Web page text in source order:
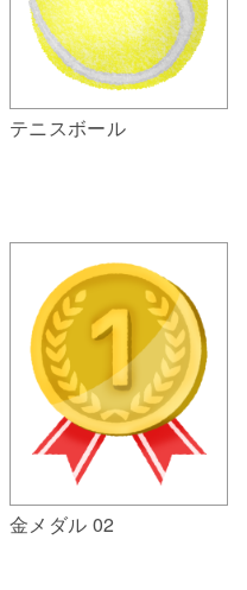
テニスボール
金メダル 02